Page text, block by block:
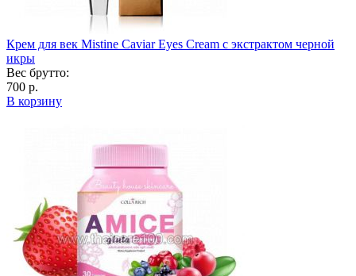
Крем для век Mistine Caviar Eyes Cream с экстрактом черной
икры
Вес брутто:
700 р.
В корзину